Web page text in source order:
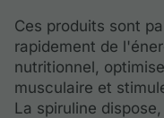
Ces produits sont
rapidement de
nutritionnel,
musculaire et
La spiruline